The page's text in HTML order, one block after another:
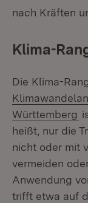
nach Kräften
Klima-
Die Klima-
Württemberg
heißt, nur die
nicht oder mit
vermeiden
Anwendung
trifft etwa auf